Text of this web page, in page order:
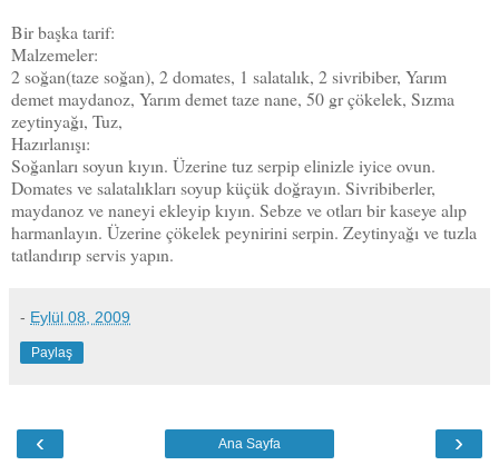
Bir başka tarif:
Malzemeler:
2 soğan(taze soğan), 2 domates, 1 salatalık, 2 sivribiber, Yarım
demet maydanoz, Yarım demet taze nane, 50 gr çökelek, Sızma
zeytinyağı, Tuz,
Hazırlanışı:
Soğanları soyun kıyın. Üzerine tuz serpip elinizle iyice ovun.
Domates ve salatalıkları soyup küçük doğrayın. Sivribiberler,
maydanoz ve naneyi ekleyip kıyın. Sebze ve otları bir kaseye alıp
harmanlayın. Üzerine çökelek peynirini serpin. Zeytinyağı ve tuzla
tatlandırıp servis yapın.
- Eylül 08, 2009
Paylaş
‹ ›
Ana Sayfa